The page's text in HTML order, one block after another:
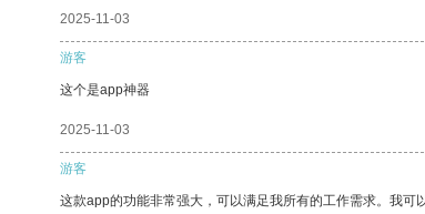
2025-11-03
游客
这个是app神器
2025-11-03
游客
这款app的功能非常强大，可以满足我所有的工作需求。我可